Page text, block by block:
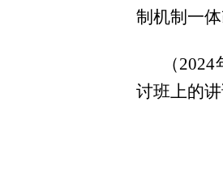
制机制一
（
讨班上的